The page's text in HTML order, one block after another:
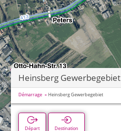
Heinsberg Gewerbegebiet
Démarrage Heinsberg Gewerbegebiet
Départ Destination